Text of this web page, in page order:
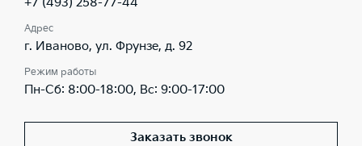
Адрес
г. Иваново, ул. Фрунзе, д. 92
Режим работы
Пн-Сб: 8:00-18:00, Вс: 9:00-17:00
Заказать звонок